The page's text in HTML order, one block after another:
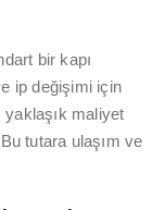
bir kapı
ip değişimi için
yaklaşık maliyet
tutara ulaşım ve